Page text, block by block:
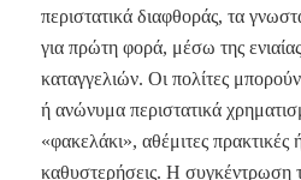
περιστατικά διαφθοράς, τα
για πρώτη φορά, μέσω της
καταγγελιών. Οι πολίτες
ή ανώνυμα περιστατικά
«φακελάκι», αθέμιτες πρακτικές
καθυστερήσεις. Η συγκέντρωση